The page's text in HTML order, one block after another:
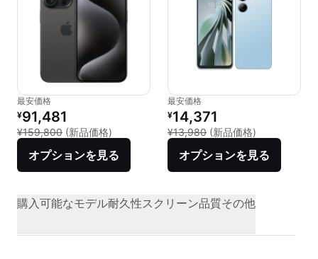
最安価格
リファービッシュ品の価格：
¥91,481
¥159,800 (新品価格) 新品との比較：¥159,800
オプションを見る
最安価格
リファービッシュ品の価格：
¥14,371
¥13,980 (新品価格)
オプションを見る
購入可能なモデル耐久性スクリーン品質その他